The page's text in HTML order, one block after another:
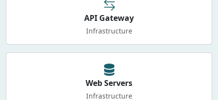
API Gateway
Infrastructure
Web Servers
Infrastructure